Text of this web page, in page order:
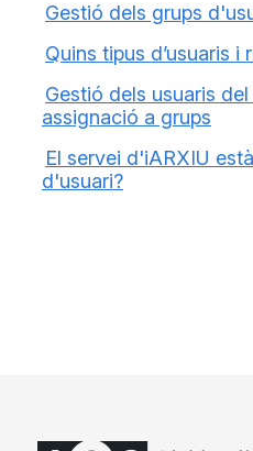
Gestió dels grups
Quins tipus d’usuaris i
Gestió dels usuaris
assignació a grups
El servei d'iARXIU
d'usuari?